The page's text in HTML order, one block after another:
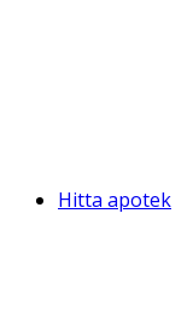
Hitta apotek